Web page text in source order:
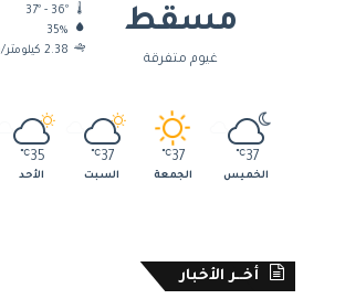
مسقط
غيوم متفرقة
37º - 36º
35%
2.38 كيلومتر/ساعة
37
℃
الخميس
37
℃
الجمعة
37
℃
السبت
35
℃
الأحد
أخــر الأخبار